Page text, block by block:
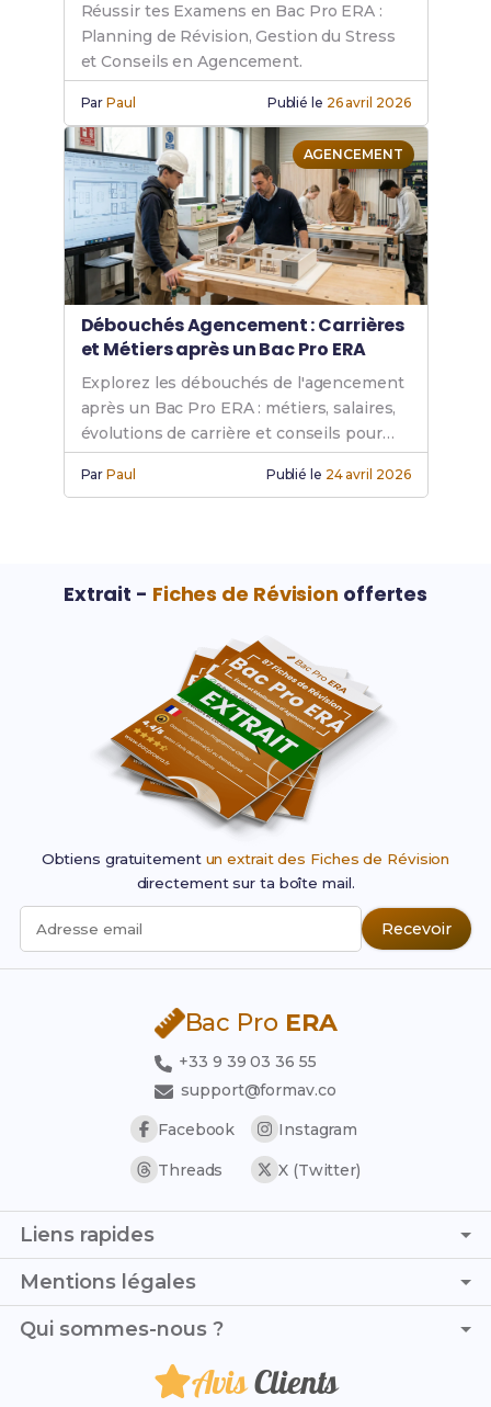
Réussir tes Examens en Bac Pro ERA :
Planning de Révision, Gestion du Stress
et Conseils en Agencement.
ParPaul Publié le 26 avril 2026
AGENCEMENT
Débouchés Agencement : Carrières
et Métiers après un Bac Pro ERA
Explorez les débouchés de l'agencement
après un Bac Pro ERA : métiers, salaires,
évolutions de carrière et conseils pour
réussir.
ParPaul Publié le 24 avril 2026
Extrait - Fiches de Révision offertes
Obtiens gratuitement un extrait des Fiches de Révision
directement sur ta boîte mail.
Adresse email Recevoir
Bac Pro ERA
+33 9 39 03 36 55
support@formav.co
Facebook
Instagram
Threads X (Twitter)
Liens rapides
Page d'accueil
Simulateur de notes
Trouver son stage
Trouver son alternance
Référentiel officiel
Mentions légales
C.G.V. - C.G.U.
Politique de remboursement
Qui sommes-nous ?
Je suis Paul et, avec Maelle, nous mettons toute notre
énergie à t’accompagner et te soutenir au quotidien dans
AvisClients